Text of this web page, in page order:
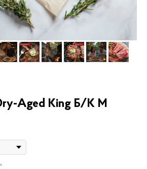
Aged King Б/К M